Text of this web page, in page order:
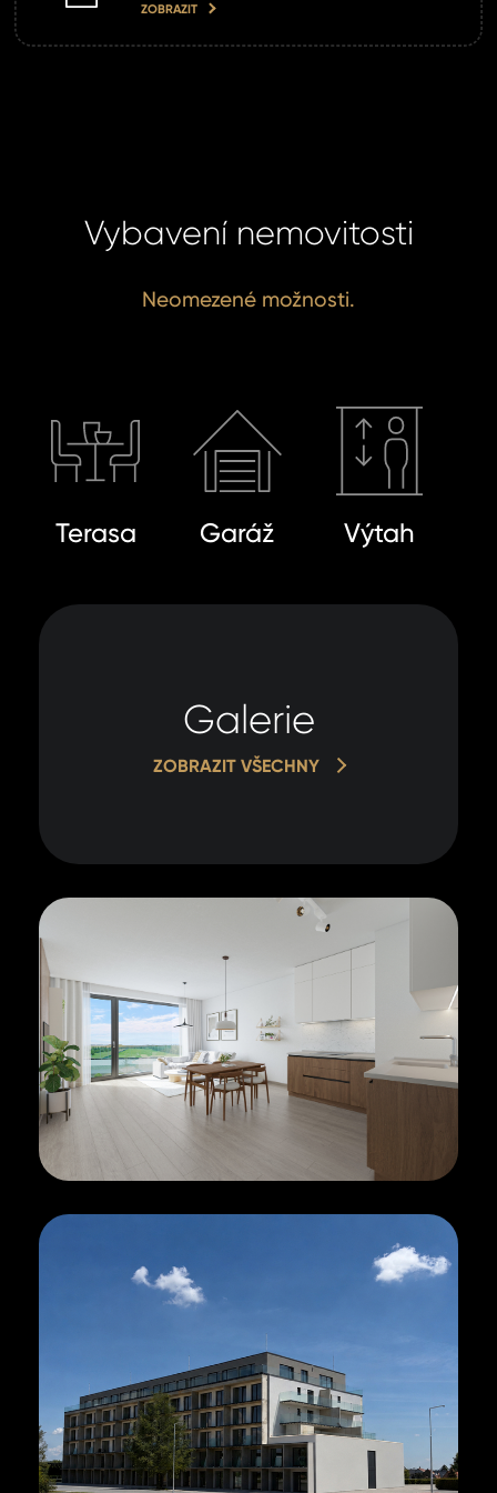
ZOBRAZIT
Vybavení nemovitosti
Neomezené možnosti.
Terasa Garáž Výtah
Galerie
ZOBRAZIT VŠECHNY